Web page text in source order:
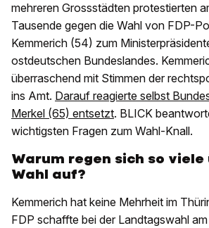
mehreren Grossstädten protestierten
Tausende gegen die Wahl von FDP-
Kemmerich (54) zum
ostdeutschen Bundeslandes.
überraschend mit Stimmen der
ins Amt. Darauf reagierte selbst
Merkel (65) entsetzt. BLICK
wichtigsten Fragen zum Wahl-Knall.
Warum regen sich so viele
Wahl auf?
Kemmerich hat keine Mehrheit im
FDP schaffte bei der Landtagswahl